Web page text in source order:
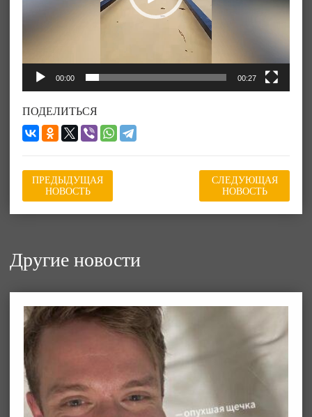
00:00 00:27
ПОДЕЛИТЬСЯ
ПРЕДЫДУЩАЯ
НОВОСТЬ
СЛЕДУЮЩАЯ
НОВОСТЬ
Другие новости